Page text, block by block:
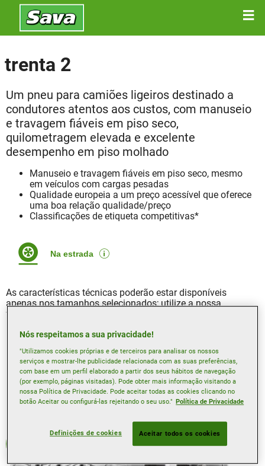
trenta 2
Um pneu para camiões ligeiros destinado a
condutores atentos aos custos, com manuseio
e travagem fiáveis em piso seco,
quilometragem elevada e excelente
desempenho em piso molhado
Manuseio e travagem fiáveis em piso seco, mesmo
em veículos com cargas pesadas
Qualidade europeia a um preço acessível que oferece
uma boa relação qualidade/preço
Classificações de etiqueta competitivas*
Na estrada
As características técnicas poderão estar disponíveis
apenas nos tamanhos selecionados; utilize a nossa
ferramenta de Pesquisa de pneus para saber mais.
Nós respeitamos a sua privacidade!
"Utilizamos cookies próprias e de terceiros para analisar os nossos
serviços e mostrar-lhe publicidade relacionada com as suas preferências,
com base em um perfil elaborado a partir dos seus hábitos de navegação
(por exemplo, páginas visitadas). Pode obter mais informação visitando a
nossa Política de Privacidade. Pode aceitar todas as cookies clicando no
botão Aceitar ou configurá-las rejeitando o seu uso." Política de Privacidade
Definições de cookies Aceitar todos os cookies